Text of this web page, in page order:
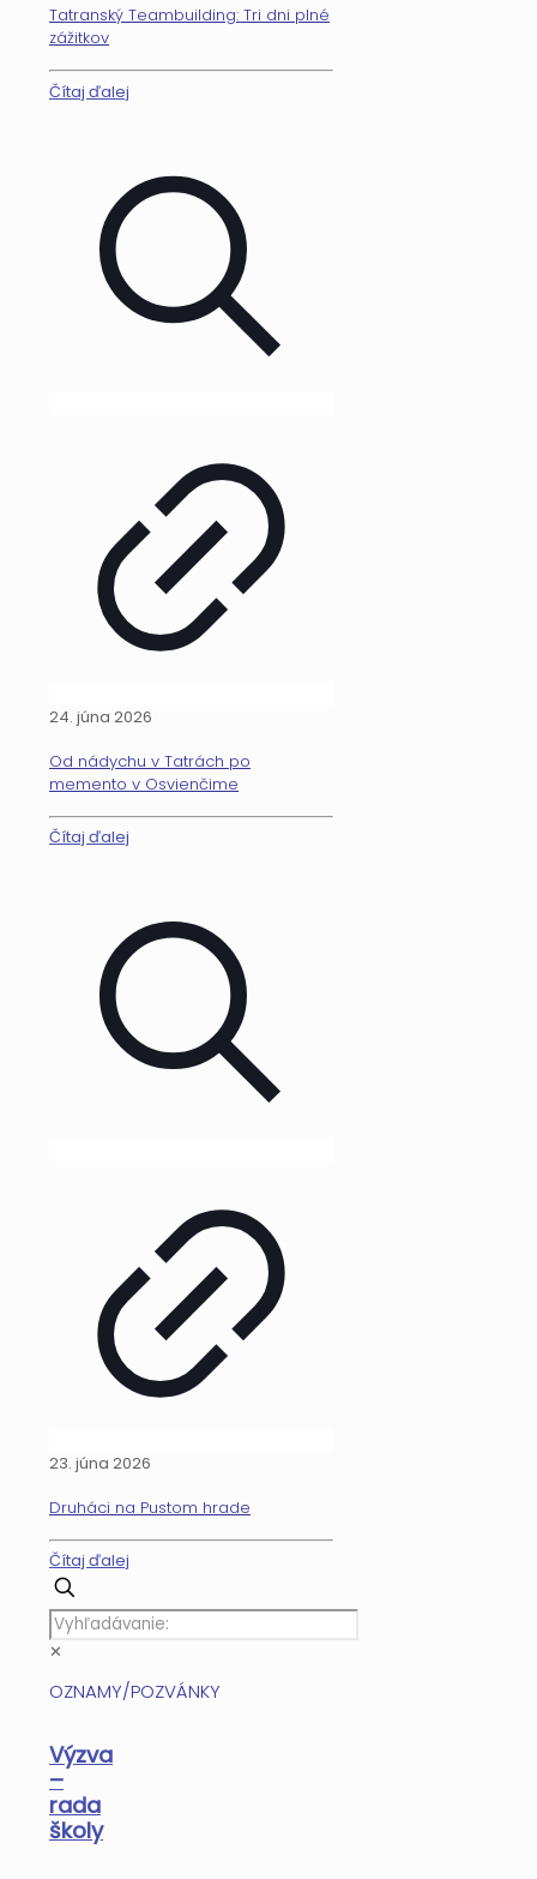
Tatranský Teambuilding: Tri dni plné
zážitkov
Čítaj ďalej
24. júna 2026
Od nádychu v Tatrách po
memento v Osvienčime
Čítaj ďalej
23. júna 2026
Druháci na Pustom hrade
Čítaj ďalej
✕
OZNAMY/POZVÁNKY
Výzva
–
rada
školy